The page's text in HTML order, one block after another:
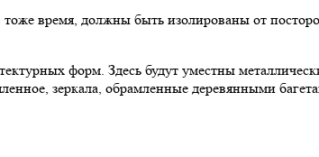
время, должны быть изолированы от
форм. Здесь будут уместны
зеркала, обрамленные деревянными